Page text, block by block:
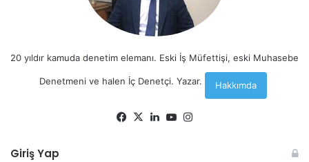
20 yıldır kamuda denetim elemanı. Eski İş Müfettişi, eski Muhasebe
Denetmeni ve halen İç Denetçi. Yazar. Hakkımda
Facebook
X LinkedInYouTube
Giriş Yap